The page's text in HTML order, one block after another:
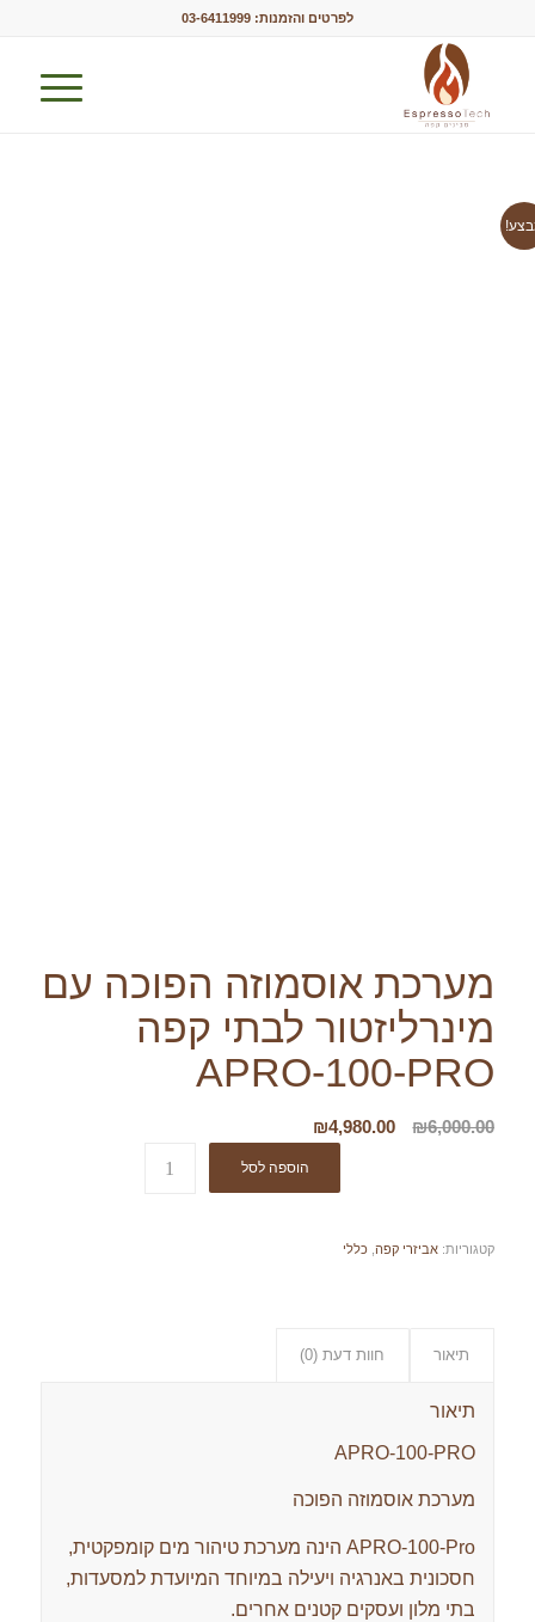
לפרטים והזמנות: 03-6411999
מערכת אוסמוזה הפוכה עם
מינרליזטור לבתי קפה
APRO-100-PRO
₪6,000.00
המחיר
₪4,980.00
המחיר
הוספה לסל
קטגוריות: אביזרי קפה, כללי
תיאור חוות דעת (0)
תיאור
APRO-100-PRO
מערכת אוסמוזה הפוכה
APRO-100-Pro הינה מערכת טיהור מים קומפקטית,
חסכונית באנרגיה ויעילה במיוחד המיועדת למסעדות,
בתי מלון ועסקים קטנים אחרים.